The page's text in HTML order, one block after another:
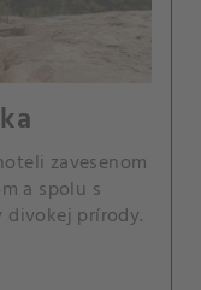
zavesenom
a spolu s
divokej prírody.